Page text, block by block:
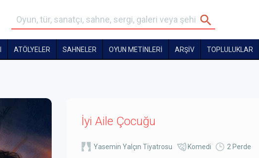
ATÖLYELER SAHNELER OYUN METİNLERİ ARŞİV TOPLULUKLAR
İyi Aile Çocuğu
Yasemin Yalçın Tiyatrosu Komedi 2 Perde